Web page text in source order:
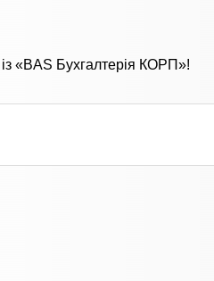
«BAS Бухгалтерія КОРП»!